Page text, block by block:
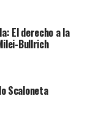
El derecho a la
Bullrich
Scaloneta